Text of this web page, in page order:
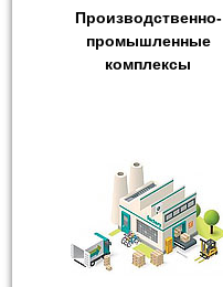
Производственно-
промышленные
комплексы